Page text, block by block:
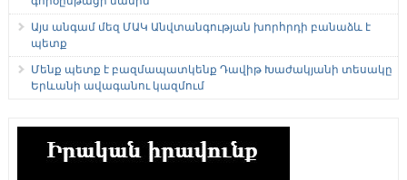
Այս անգամ մեզ ՄԱԿ Անվտանգության խորհրդի բանաձև է
պետք
Մենք պետք է բազմապատկենք Դավիթ Խաժակյանի տեսակը
Երևանի ավագանու կազմում